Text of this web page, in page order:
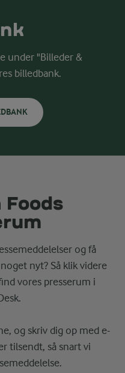
under "Billeder &
billedbank.
Foods
og få
nyt? Så klik videre
vores presserum i
og skriv dig op med e-
tilsendt, så snart vi